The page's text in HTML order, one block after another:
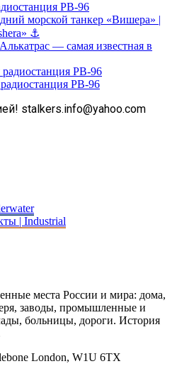
РВ-96
морской танкер «Вишера» |
⚓
Алькатрас — самая известная в
РВ-96
РВ-96
stalkers.info@yahoo.com
| Industrial
места России и мира: дома,
заводы, промышленные и
больницы, дороги. История
London, W1U 6TX